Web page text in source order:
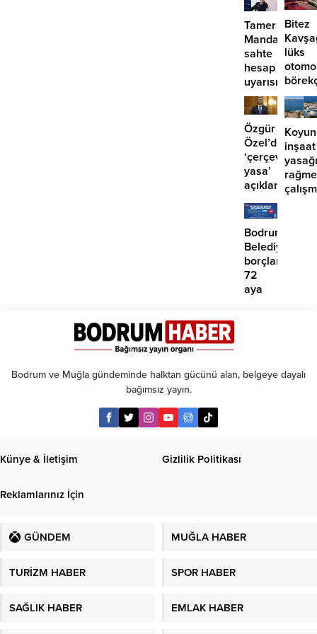
Tamer
sahte
hesap
uyarısı
Bitez
lüks
girdi:
2
Özgür
Özel’den
‘çerçeve
yasa’
açıklaması:
atma
çabamız
yok’
inşaat
Bodrum
borçlara
72
aya
Bodrum ve Muğla gündeminde halktan gücünü alan, belgeye dayalı
bağımsız yayın.
Künye & İletişim Gizlilik Politikası
Reklamlarınız İçin
GÜNDEM MUĞLA HABER
TURİZM HABER SPOR HABER
SAĞLIK HABER EMLAK HABER